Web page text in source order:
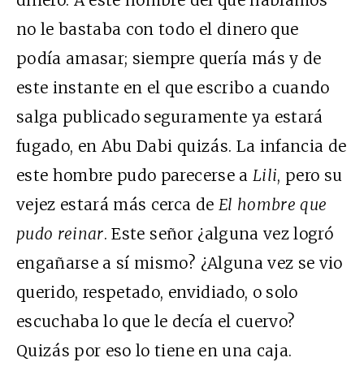
no le bastaba con todo el dinero que
podía amasar; siempre quería más y de
este instante en el que escribo a cuando
salga publicado seguramente ya estará
fugado, en Abu Dabi quizás. La infancia de
este hombre pudo parecerse a Lili, pero su
vejez estará más cerca de El hombre que
pudo reinar. Este señor ¿alguna vez logró
engañarse a sí mismo? ¿Alguna vez se vio
querido, respetado, envidiado, o solo
escuchaba lo que le decía el cuervo?
Quizás por eso lo tiene en una caja.